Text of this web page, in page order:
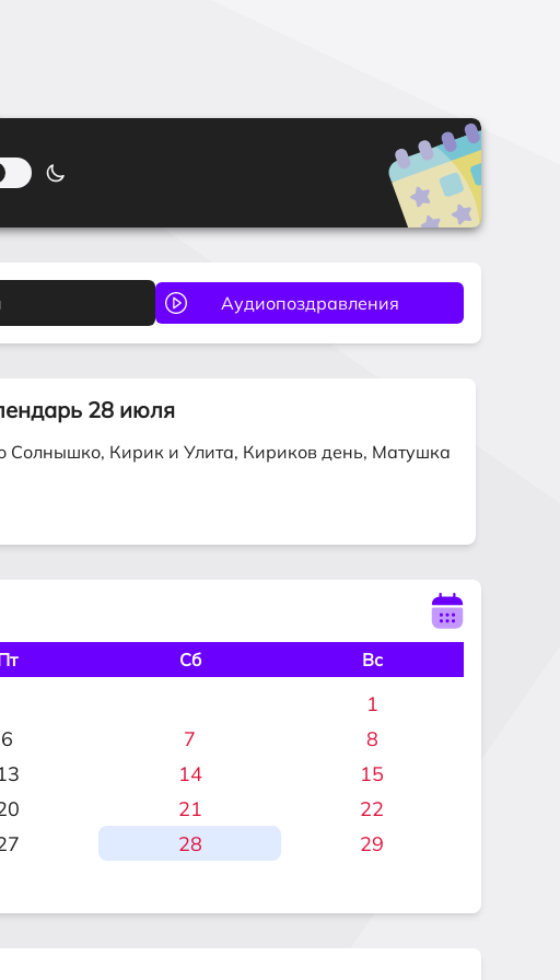
28 июля
Солнышко, Кирик и Улита, Кириков день, Матушка
Сб Вс
1
6 7
8
14
15
21
22
28
29